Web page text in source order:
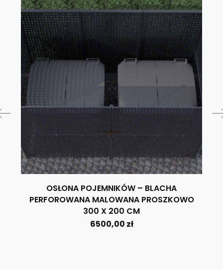
OSŁONA POJEMNIKÓW – BLACHA
PERFOROWANA MALOWANA PROSZKOWO
300 X 200 CM
6500,00 zł